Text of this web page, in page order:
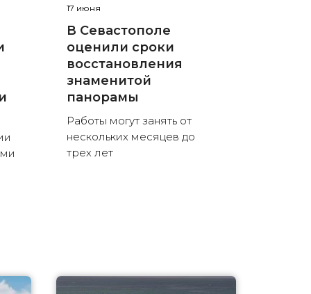
17 июня
В Севастополе
оценили сроки
восстановления
знаменитой
панорамы
Работы могут занять от
нескольких месяцев до
трех лет